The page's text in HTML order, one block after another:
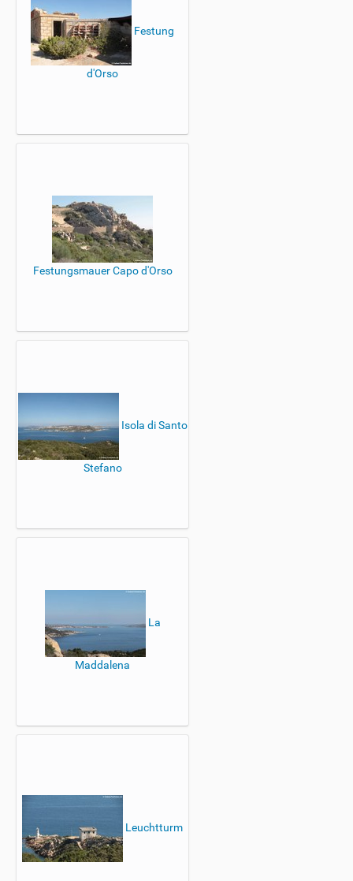
Festung
d'Orso
Festungsmauer Capo d'Orso
Isola di Santo
Stefano
La
Maddalena
Leuchtturm